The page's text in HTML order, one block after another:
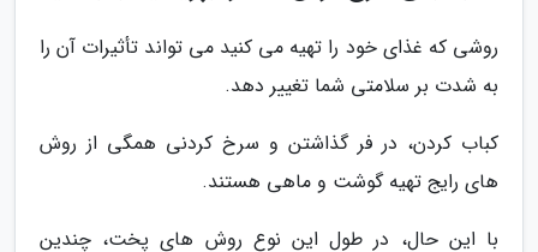
روشی که غذای خود را تهیه می کنید می تواند تأثیرات آن را
به شدت بر سلامتی شما تغییر دهد.
کباب کردن، در فر گذاشتن و سرخ کردنی همگی از روش
های رایج تهیه گوشت و ماهی هستند.
با این حال، در طول این نوع روش های پخت، چندین